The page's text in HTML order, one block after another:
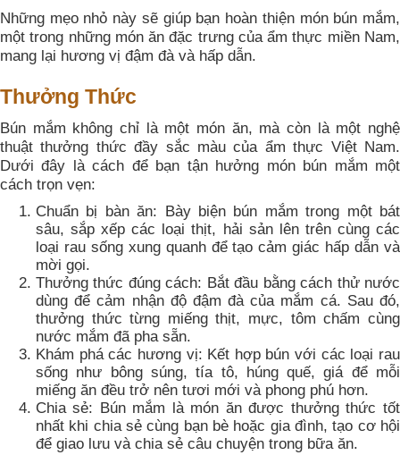
Những mẹo nhỏ này sẽ giúp bạn hoàn thiện món bún mắm,
một trong những món ăn đặc trưng của ẩm thực miền Nam,
mang lại hương vị đậm đà và hấp dẫn.
Thưởng Thức
Bún mắm không chỉ là một món ăn, mà còn là một nghệ
thuật thưởng thức đầy sắc màu của ẩm thực Việt Nam.
Dưới đây là cách để bạn tận hưởng món bún mắm một
cách trọn vẹn:
Chuẩn bị bàn ăn: Bày biện bún mắm trong một bát
sâu, sắp xếp các loại thịt, hải sản lên trên cùng các
loại rau sống xung quanh để tạo cảm giác hấp dẫn và
mời gọi.
Thưởng thức đúng cách: Bắt đầu bằng cách thử nước
dùng để cảm nhận độ đậm đà của mắm cá. Sau đó,
thưởng thức từng miếng thịt, mực, tôm chấm cùng
nước mắm đã pha sẵn.
Khám phá các hương vị: Kết hợp bún với các loại rau
sống như bông súng, tía tô, húng quế, giá để mỗi
miếng ăn đều trở nên tươi mới và phong phú hơn.
Chia sẻ: Bún mắm là món ăn được thưởng thức tốt
nhất khi chia sẻ cùng bạn bè hoặc gia đình, tạo cơ hội
để giao lưu và chia sẻ câu chuyện trong bữa ăn.